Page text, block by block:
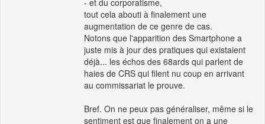
- et du corporatisme,
tout cela abouti à finalement une
augmentation de ce genre de cas.
Notons que l'apparition des Smartphone a
juste mis à jour des pratiques qui existaient
déjà... les échos des 68ards qui parlent de
haies de CRS qui filent nu coup en arrivant
au commissariat le prouve.
Bref. On ne peux pas généraliser, même si le
sentiment est que finalement on a une